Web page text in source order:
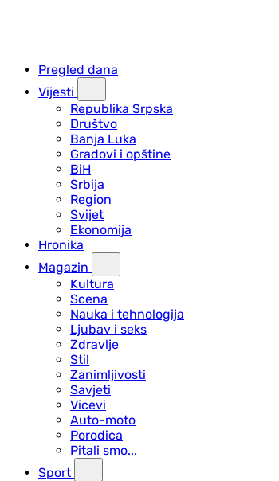
Pregled dana
Vijesti
Republika Srpska
Društvo
Banja Luka
Gradovi i opštine
BiH
Srbija
Region
Svijet
Ekonomija
Hronika
Magazin
Kultura
Scena
Nauka i tehnologija
Ljubav i seks
Zdravlje
Stil
Zanimljivosti
Savjeti
Vicevi
Auto-moto
Porodica
Pitali smo...
Sport